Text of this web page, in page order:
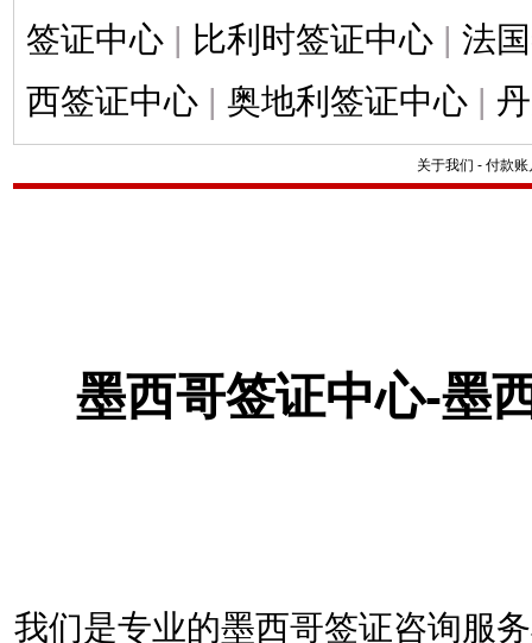
签证中心 | 比利时签证中心 | 法
西签证中心 | 奥地利签证中心 |
关于我们 - 付款账
墨西哥签证中心-墨
我们是专业的墨西哥签证咨询服